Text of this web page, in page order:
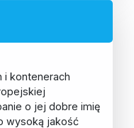
i kontenerach
o jej dobre imię
wysoką jakość